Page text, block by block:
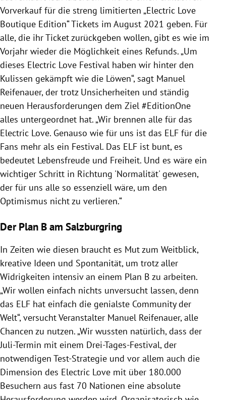
Vorverkauf für die streng limitierten „Electric Love
Boutique Edition“ Tickets im August 2021 geben. Für
alle, die ihr Ticket zurückgeben wollen, gibt es wie im
Vorjahr wieder die Möglichkeit eines Refunds. „Um
dieses Electric Love Festival haben wir hinter den
Kulissen gekämpft wie die Löwen“, sagt Manuel
Reifenauer, der trotz Unsicherheiten und ständig
neuen Herausforderungen dem Ziel #EditionOne
alles untergeordnet hat. „Wir brennen alle für das
Electric Love. Genauso wie für uns ist das ELF für die
Fans mehr als ein Festival. Das ELF ist bunt, es
bedeutet Lebensfreude und Freiheit. Und es wäre ein
wichtiger Schritt in Richtung 'Normalität' gewesen,
der für uns alle so essenziell wäre, um den
Optimismus nicht zu verlieren.“
Der Plan B am Salzburgring
In Zeiten wie diesen braucht es Mut zum Weitblick,
kreative Ideen und Spontanität, um trotz aller
Widrigkeiten intensiv an einem Plan B zu arbeiten.
„Wir wollen einfach nichts unversucht lassen, denn
das ELF hat einfach die genialste Community der
Welt“, versucht Veranstalter Manuel Reifenauer, alle
Chancen zu nutzen. „Wir wussten natürlich, dass der
Juli-Termin mit einem Drei-Tages-Festival, der
notwendigen Test-Strategie und vor allem auch die
Dimension des Electric Love mit über 180.000
Besuchern aus fast 70 Nationen eine absolute